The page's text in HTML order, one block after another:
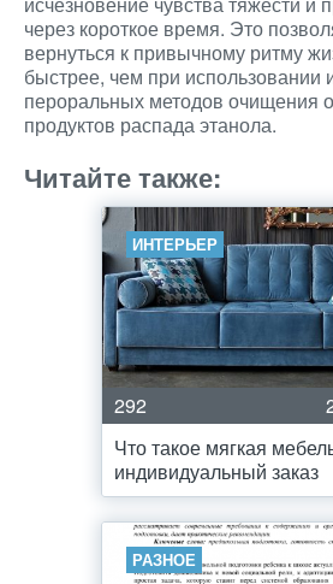
через короткое время. Это
вернуться к привычному ритму
быстрее, чем при использовании
пероральных методов очищения
продуктов распада этанола.
Читайте также:
ИНТЕРЬЕР
292
Что такое мягкая
индивидуальный заказ
РАЗНОЕ